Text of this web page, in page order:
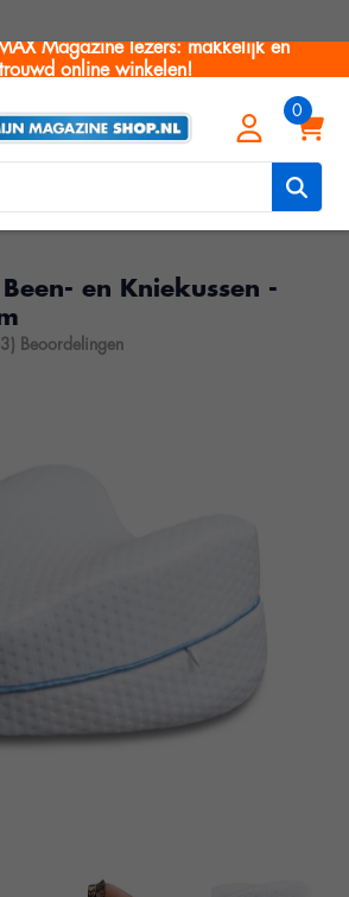
Magazine lezers: makkelijk en
online winkelen!
en Kniekussen -
product is4.75van de 5
Beoordelingen
Items